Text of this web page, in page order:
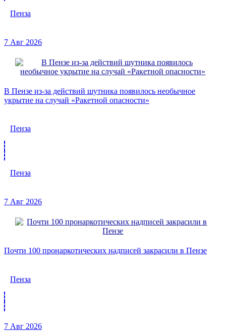
Пенза
7 Авг 2026
В Пензе из-за действий шутника появилось необычное
укрытие на случай «Ракетной опасности»
Пенза
Пенза
7 Авг 2026
Почти 100 пронаркотических надписей закрасили в Пензе
Пенза
7 Авг 2026